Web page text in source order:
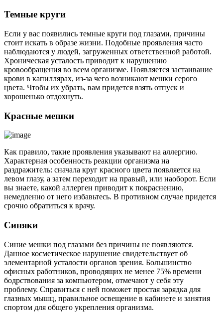
Темные круги
Если у вас появились темные круги под глазами, причины
стоит искать в образе жизни. Подобные проявления часто
наблюдаются у людей, загруженных ответственной работой.
Хроническая усталость приводит к нарушению
кровообращения во всем организме. Появляется застаивание
крови в капиллярах, из-за чего возникают мешки серого
цвета. Чтобы их убрать, вам придется взять отпуск и
хорошенько отдохнуть.
Красные мешки
Как правило, такие проявления указывают на аллергию.
Характерная особенность реакции организма на
раздражитель: сначала круг красного цвета появляется на
левом глазу, а затем переходит на правый, или наоборот. Если
вы знаете, какой аллерген приводит к покраснению,
немедленно от него избавьтесь. В противном случае придется
срочно обратиться к врачу.
Синяки­
Синие мешки под глазами без причины не появляются.
Данное косметическое нарушение свидетельствует об
элементарной усталости органов зрения. Большинство
офисных работников, проводящих не менее 75% времени
бодрствования за компьютером, отмечают у себя эту
проблему. Справиться с ней поможет простая зарядка для
глазных мышц, правильное освещение в кабинете и занятия
спортом для общего укрепления организма.